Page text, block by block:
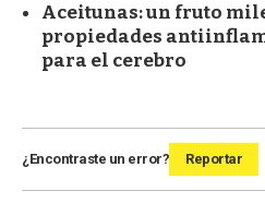
Aceitunas: un fruto
propiedades
para el cerebro
¿Encontraste un error? Reportar